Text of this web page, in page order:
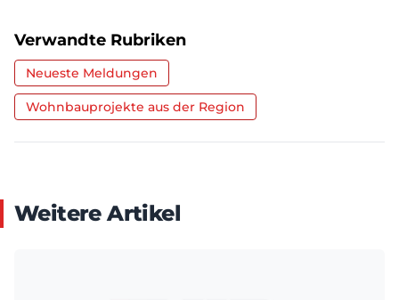
Verwandte Rubriken
Neueste Meldungen
Wohnbauprojekte aus der Region
Weitere Artikel